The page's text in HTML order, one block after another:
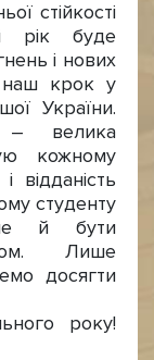
стійкості
рік буде
і нових
наш крок у
України.
велика
кожному
відданість
студенту
й бути
Лише
досягти
року!